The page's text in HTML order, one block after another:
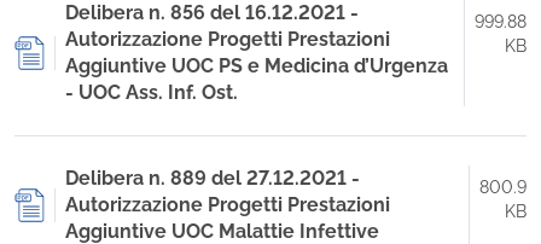
Delibera n. 856 del 16.12.2021 -
Autorizzazione Progetti Prestazioni
Aggiuntive UOC PS e Medicina d’Urgenza
- UOC Ass. Inf. Ost.
999.88
KB
Delibera n. 889 del 27.12.2021 -
Autorizzazione Progetti Prestazioni
Aggiuntive UOC Malattie Infettive
800.9
KB